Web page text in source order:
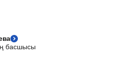
басшысы